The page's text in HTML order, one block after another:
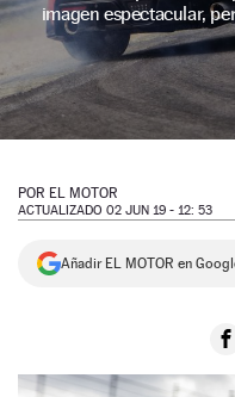
NEWSLETTER
SÍGUENOS
imagen espectacular,
POR EL MOTOR
ACTUALIZADO 02 JUN 19 - 12: 53
Añadir EL MOTOR en